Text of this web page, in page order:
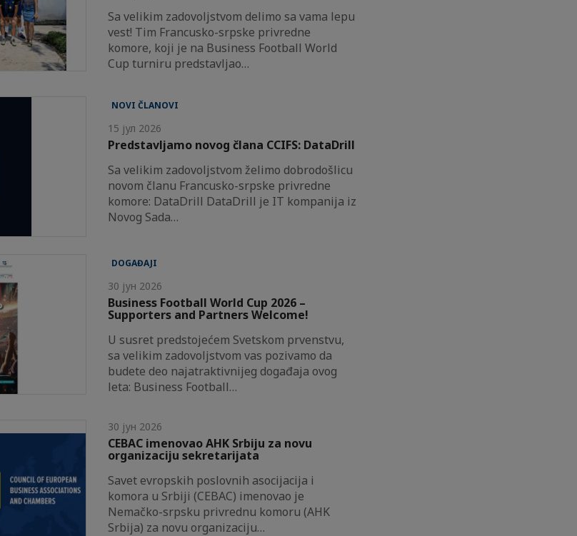
Sa velikim zadovoljstvom delimo sa vama lepu
vest! Tim Francusko-srpske privredne
komore, koji je na Business Football World
Cup turniru predstavljao…
NOVI ČLANOVI
15 јул 2026
Predstavljamo novog člana CCIFS: DataDrill
Sa velikim zadovoljstvom želimo dobrodošlicu
novom članu Francusko-srpske privredne
komore: DataDrill DataDrill je IT kompanija iz
Novog Sada…
DOGAĐAJI
30 јун 2026
Business Football World Cup 2026 –
Supporters and Partners Welcome!
U susret predstojećem Svetskom prvenstvu,
sa velikim zadovoljstvom vas pozivamo da
budete deo najatraktivnijeg događaja ovog
leta: Business Football…
30 јун 2026
CEBAC imenovao AHK Srbiju za novu
organizaciju sekretarijata
Savet evropskih poslovnih asocijacija i
komora u Srbiji (CEBAC) imenovao je
Nemačko-srpsku privrednu komoru (AHK
Srbija) za novu organizaciju…